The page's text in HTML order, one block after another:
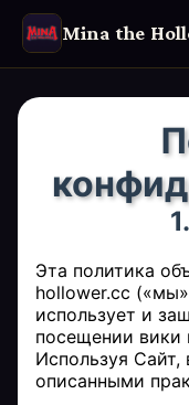
Mina the
Эта политика
hollower.cc
использует и
посещении вики
Используя Сайт,
описанными